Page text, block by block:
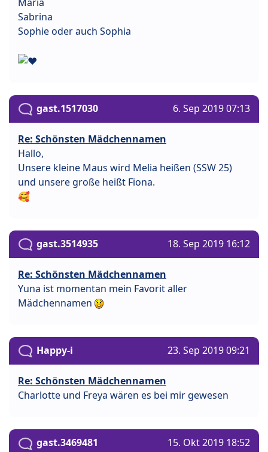
Sabrina
Sophie oder auch Sophia
gast.1517030 6. Sep 2019 07:13
Re: Schönsten Mädchennamen
Hallo,
Unsere kleine Maus wird Melia heißen (SSW 25)
und unsere große heißt Fiona.
🥰
gast.3514935 18. Sep 2019 16:12
Re: Schönsten Mädchennamen
Yuna ist momentan mein Favorit aller
Mädchennamen
Happy-i 23. Sep 2019 09:21
Re: Schönsten Mädchennamen
Charlotte und Freya wären es bei mir gewesen
gast.3469481 15. Okt 2019 18:52